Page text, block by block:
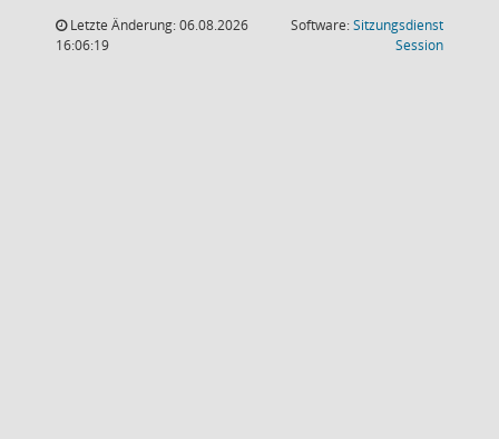
Letzte Änderung: 06.08.2026
16:06:19
Software:Sitzungsdienst
Session(Wird in